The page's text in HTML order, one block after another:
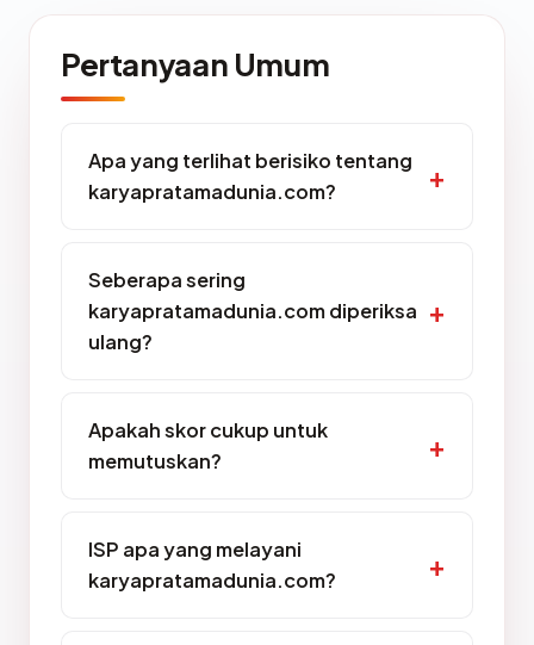
Pertanyaan Umum
Apa yang terlihat berisiko tentang
karyapratamadunia.com?
Seberapa sering
karyapratamadunia.com diperiksa
ulang?
Apakah skor cukup untuk
memutuskan?
ISP apa yang melayani
karyapratamadunia.com?